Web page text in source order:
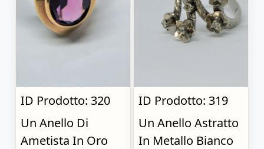
ID Prodotto: 320
Un Anello Di
Ametista In Oro
ID Prodotto: 319
Un Anello Astratto
In Metallo Bianco